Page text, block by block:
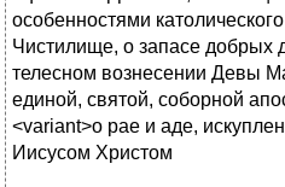
особенностями
Чистилище, о запасе добрых
телесном вознесении Девы
единой, святой, соборной
<variant>о рае и аде,
Иисусом Христом